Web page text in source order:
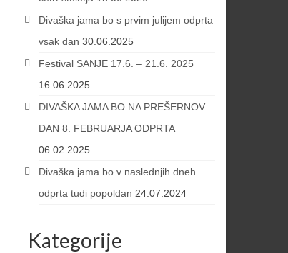
Divaška jama bo s prvim julijem odprta
vsak dan 30.06.2025
Festival SANJE 17.6. – 21.6. 2025
16.06.2025
DIVAŠKA JAMA BO NA PREŠERNOV
DAN 8. FEBRUARJA ODPRTA
06.02.2025
Divaška jama bo v naslednjih dneh
odprta tudi popoldan 24.07.2024
Kategorije